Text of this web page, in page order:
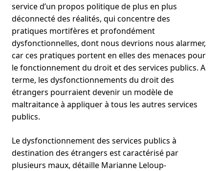
service d’un propos politique de plus en plus
déconnecté des réalités, qui concentre des
pratiques mortifères et profondément
dysfonctionnelles, dont nous devrions nous alarmer,
car ces pratiques portent en elles des menaces pour
le fonctionnement du droit et des services publics. A
terme, les dysfonctionnements du droit des
étrangers pourraient devenir un modèle de
maltraitance à appliquer à tous les autres services
publics.
Le dysfonctionnement des services publics à
destination des étrangers est caractérisé par
plusieurs maux, détaille Marianne Leloup-